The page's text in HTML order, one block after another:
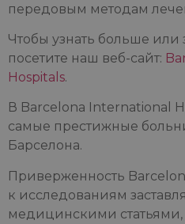
передовым методам
Чтобы узнать больше или
посетите наш веб-сайт:
Hospitals.
В Barcelona International
самые престижные
Барселона.
Приверженность
к исследованиям
медицинскими статьями,